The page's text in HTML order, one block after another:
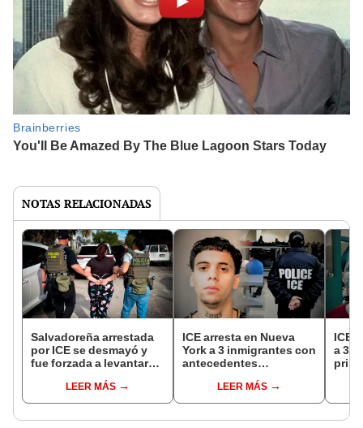
NOTAS RELACIONADAS
Salvadoreña arrestada
por ICE se desmayó y
fue forzada a levantarse
respirar: terminó en
hospital de EEUU
LEER MÁS
ICE arresta en Nueva
York a 3 inmigrantes con
antecedentes
serían miembros de
temida pandilla MS-13
LEER MÁS
ICE
a